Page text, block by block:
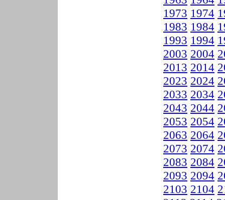
1973 1974
1983 1984
1993 1994
2003 2004
2013 2014
2023 2024
2033 2034
2043 2044
2053 2054
2063 2064
2073 2074
2083 2084
2093 2094
2103 2104